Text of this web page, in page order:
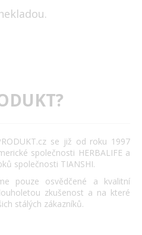
se již od roku 1997
společnosti HERBALIFE a
společnosti TIANSHI.
pouze osvědčené a kvalitní
zkušenost a na které
stálých zákazníků.